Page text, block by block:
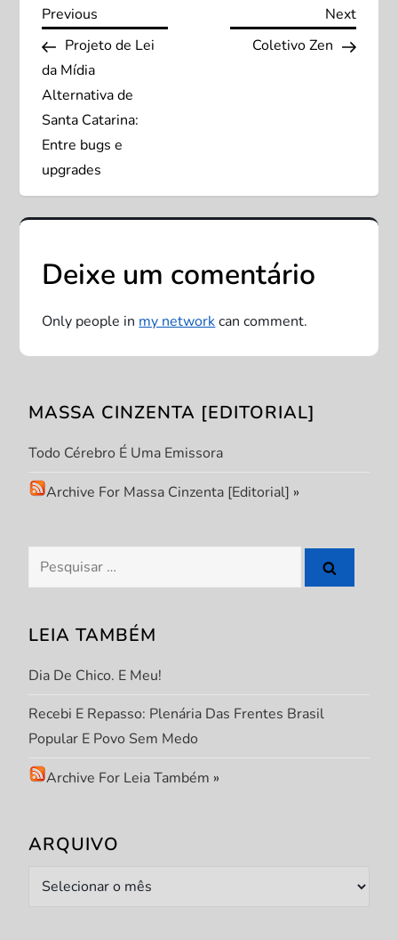
N
a
v
e
g
a
ç
ã
o
d
e
P
s
Previous
Post
Previous
Projeto de Lei
da Mídia
Alternativa de
Santa Catarina:
Entre bugs e
upgrades
Next
Next
Coletivo Zen
Deixe um comentário
Only people inmy networkcan comment.
MASSA CINZENTA [EDITORIAL]
Todo Cérebro É Uma Emissora
Archive For Massa Cinzenta [Editorial] »
Pesquisar
por:
LEIA TAMBÉM
Dia De Chico. E Meu!
Recebi E Repasso: Plenária Das Frentes Brasil
Popular E Povo Sem Medo
Archive For Leia Também »
ARQUIVO
Arquivo